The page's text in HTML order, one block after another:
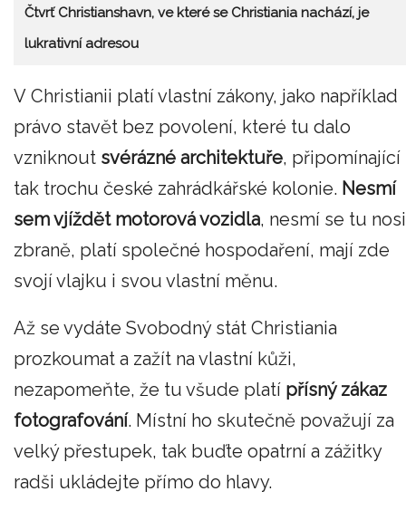
Čtvrť Christianshavn, ve které se Christiania nachází, je
lukrativní adresou
V Christianii platí vlastní zákony, jako například
právo stavět bez povolení, které tu dalo
vzniknout svérázné architektuře, připomínající
tak trochu české zahrádkářské kolonie. Nesmí
sem vjíždět motorová vozidla, nesmí se tu
zbraně, platí společné hospodaření, mají zde
svojí vlajku i svou vlastní měnu.
Až se vydáte Svobodný stát Christiania
prozkoumat a zažít na vlastní kůži,
nezapomeňte, že tu všude platí přísný zákaz
fotografování. Místní ho skutečně považují za
velký přestupek, tak buďte opatrní a zážitky
radši ukládejte přímo do hlavy.